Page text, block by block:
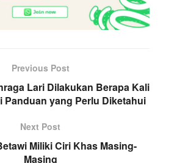
Previous Post
Lari Dilakukan Berapa Kali
Panduan yang Perlu Diketahui
Next Post
Miliki Ciri Khas Masing-
Masing